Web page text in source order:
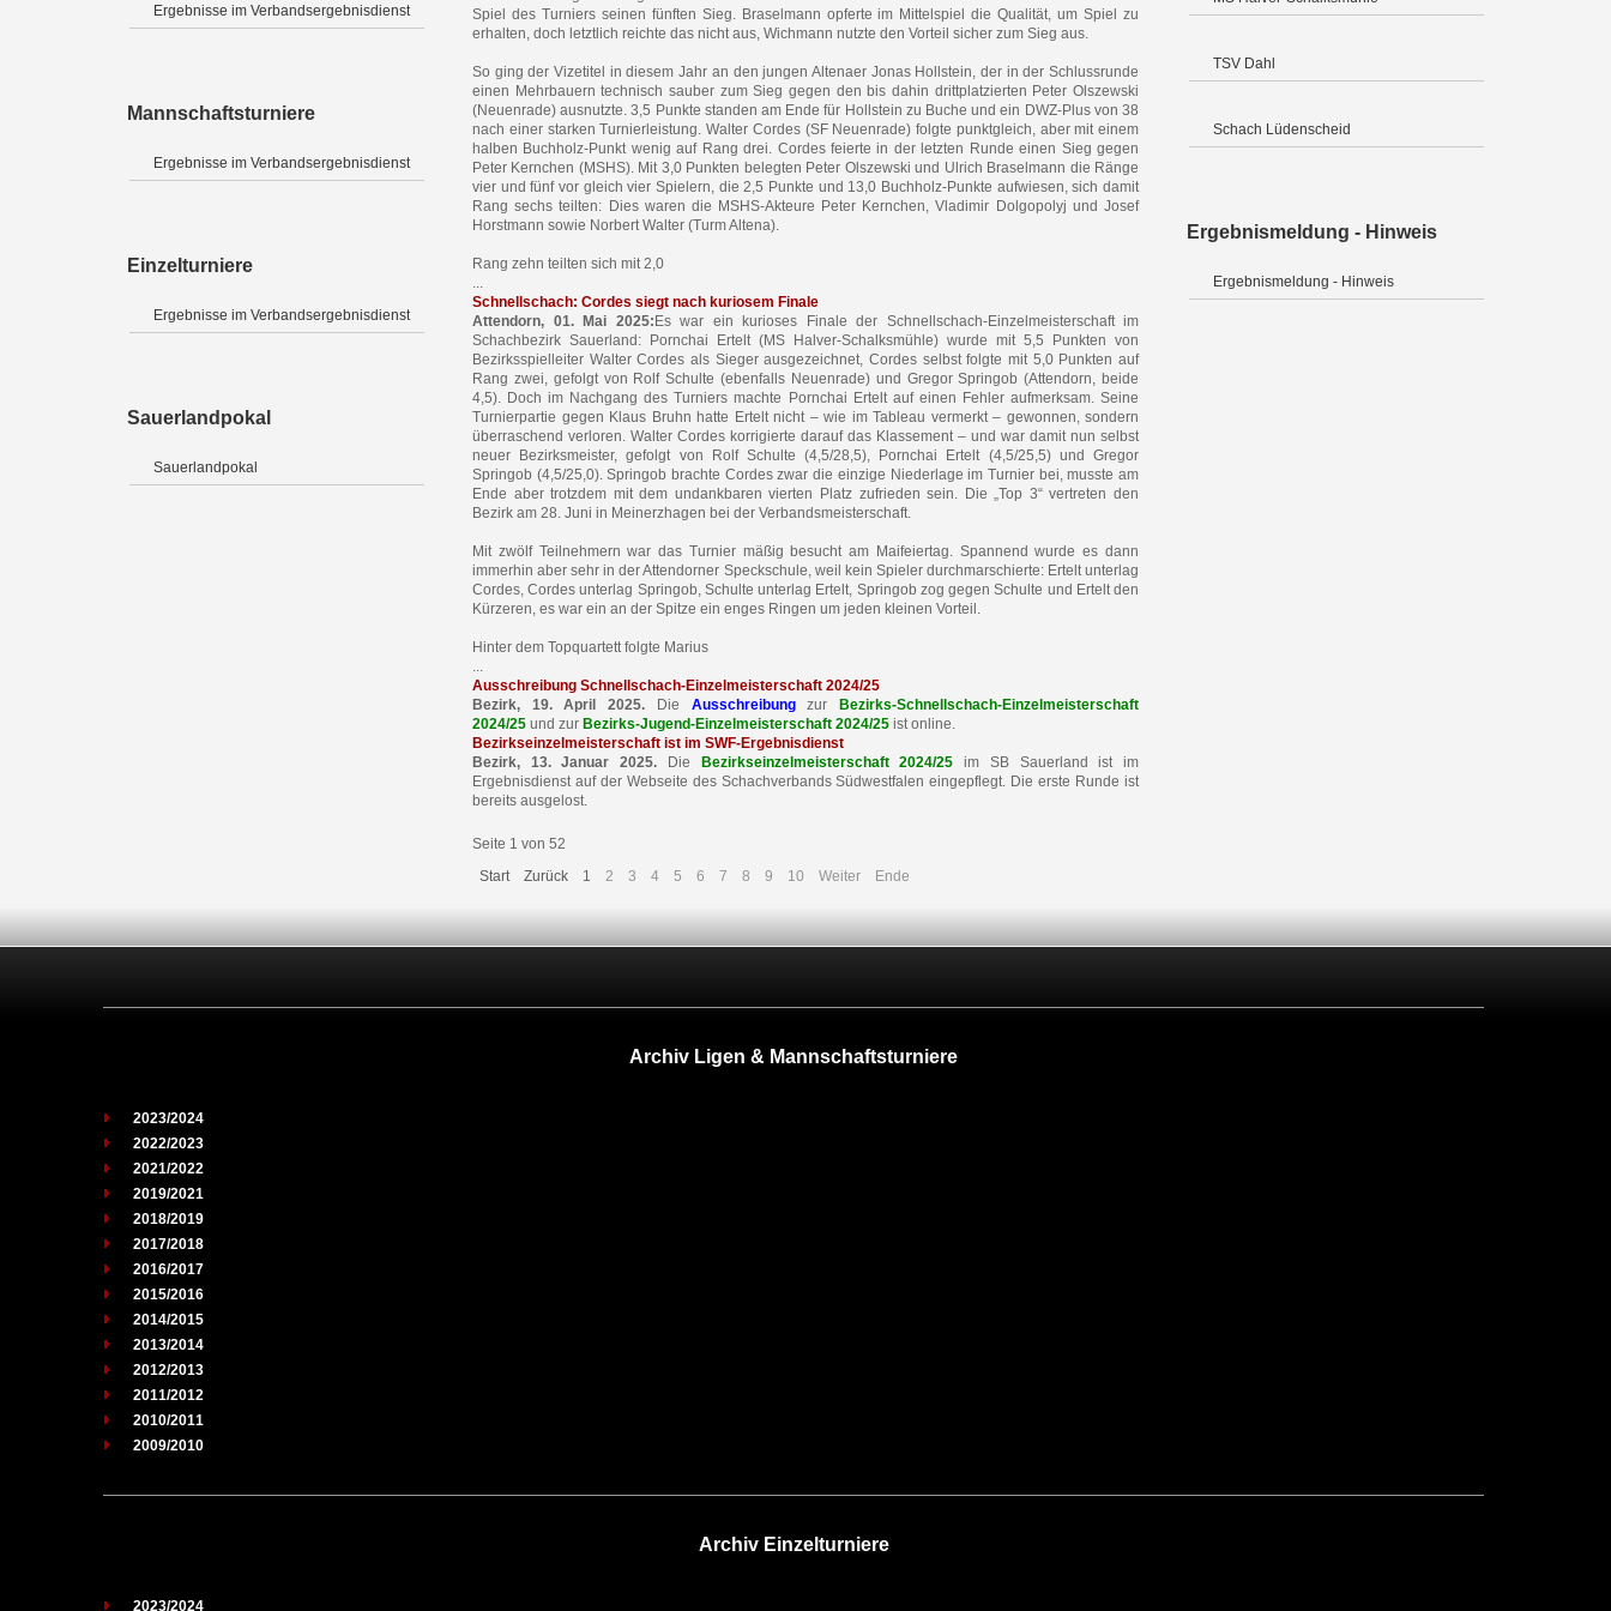
Ergebnisse im Verbandsergebnisdienst
Mannschaftsturniere
Ergebnisse im Verbandsergebnisdienst
Einzelturniere
Ergebnisse im Verbandsergebnisdienst
Sauerlandpokal
Sauerlandpokal
Spiel des Turniers seinen fünften Sieg. Braselmann opferte im Mittelspiel die Qualität, um Spiel zu
erhalten, doch letztlich reichte das nicht aus, Wichmann nutzte den Vorteil sicher zum Sieg aus.
So ging der Vizetitel in diesem Jahr an den jungen Altenaer Jonas Hollstein, der in der Schlussrunde
einen Mehrbauern technisch sauber zum Sieg gegen den bis dahin drittplatzierten Peter Olszewski
(Neuenrade) ausnutzte. 3,5 Punkte standen am Ende für Hollstein zu Buche und ein DWZ-Plus von 38
nach einer starken Turnierleistung. Walter Cordes (SF Neuenrade) folgte punktgleich, aber mit einem
halben Buchholz-Punkt wenig auf Rang drei. Cordes feierte in der letzten Runde einen Sieg gegen
Peter Kernchen (MSHS). Mit 3,0 Punkten belegten Peter Olszewski und Ulrich Braselmann die Ränge
vier und fünf vor gleich vier Spielern, die 2,5 Punkte und 13,0 Buchholz-Punkte aufwiesen, sich damit
Rang sechs teilten: Dies waren die MSHS-Akteure Peter Kernchen, Vladimir Dolgopolyj und Josef
Horstmann sowie Norbert Walter (Turm Altena).
Rang zehn teilten sich mit 2,0
Schnellschach: Cordes siegt nach kuriosem Finale
Attendorn, 01. Mai 2025:Es war ein kurioses Finale der Schnellschach-Einzelmeisterschaft im
Schachbezirk Sauerland: Pornchai Ertelt (MS Halver-Schalksmühle) wurde mit 5,5 Punkten von
Bezirksspielleiter Walter Cordes als Sieger ausgezeichnet, Cordes selbst folgte mit 5,0 Punkten auf
Rang zwei, gefolgt von Rolf Schulte (ebenfalls Neuenrade) und Gregor Springob (Attendorn, beide
4,5). Doch im Nachgang des Turniers machte Pornchai Ertelt auf einen Fehler aufmerksam. Seine
Turnierpartie gegen Klaus Bruhn hatte Ertelt nicht – wie im Tableau vermerkt – gewonnen, sondern
überraschend verloren. Walter Cordes korrigierte darauf das Klassement – und war damit nun selbst
neuer Bezirksmeister, gefolgt von Rolf Schulte (4,5/28,5), Pornchai Ertelt (4,5/25,5) und Gregor
Springob (4,5/25,0). Springob brachte Cordes zwar die einzige Niederlage im Turnier bei, musste am
Ende aber trotzdem mit dem undankbaren vierten Platz zufrieden sein. Die „Top 3“ vertreten den
Bezirk am 28. Juni in Meinerzhagen bei der Verbandsmeisterschaft.
Mit zwölf Teilnehmern war das Turnier mäßig besucht am Maifeiertag. Spannend wurde es dann
immerhin aber sehr in der Attendorner Speckschule, weil kein Spieler durchmarschierte: Ertelt unterlag
Cordes, Cordes unterlag Springob, Schulte unterlag Ertelt, Springob zog gegen Schulte und Ertelt den
Kürzeren, es war ein an der Spitze ein enges Ringen um jeden kleinen Vorteil.
Hinter dem Topquartett folgte Marius
Ausschreibung Schnellschach-Einzelmeisterschaft 2024/25
Bezirk, 19. April 2025. Die AusschreibungzurBezirks-Schnellschach-Einzelmeisterschaft
2024/25 und zur Bezirks-Jugend-Einzelmeisterschaft 2024/25 ist online.
Bezirkseinzelmeisterschaft ist im SWF-Ergebnisdienst
Bezirk, 13. Januar 2025. Die Bezirkseinzelmeisterschaft 2024/25 im SB Sauerland ist im
Ergebnisdienst auf der Webseite des Schachverbands Südwestfalen eingepflegt. Die erste Runde ist
bereits ausgelost.
Seite 1 von 52
Start
Zurück 1 2 3 4 5 6 7 8 9 10 Weiter Ende
TSV Dahl
Schach Lüdenscheid
Ergebnismeldung - Hinweis
Ergebnismeldung - Hinweis
Archiv Ligen & Mannschaftsturniere
2023/2024
2022/2023
2021/2022
2019/2021
2018/2019
2017/2018
2016/2017
2015/2016
2014/2015
2013/2014
2012/2013
2011/2012
2010/2011
2009/2010
Archiv Einzelturniere
2023/2024